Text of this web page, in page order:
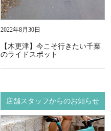
2022年8月30日
【木更津】今こそ行きたい千葉
のライドスポット
店舗スタッフからのお知らせ